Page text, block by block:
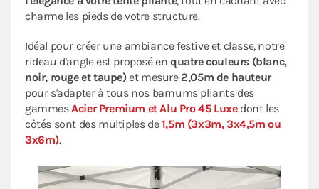
charme les pieds de votre structure.
Idéal pour créer une ambiance festive et classe, notre
rideau d'angle est proposé enquatre couleurs (blanc,
noir, rouge et taupe)et mesure 2,05m de hauteur
pour s'adapter à tous nos barnums pliants des
gammesAcier Premium et Alu Pro 45 Luxedont les
côtés sont des multiples de1,5m (3x3m, 3x4,5m ou
3x6m).